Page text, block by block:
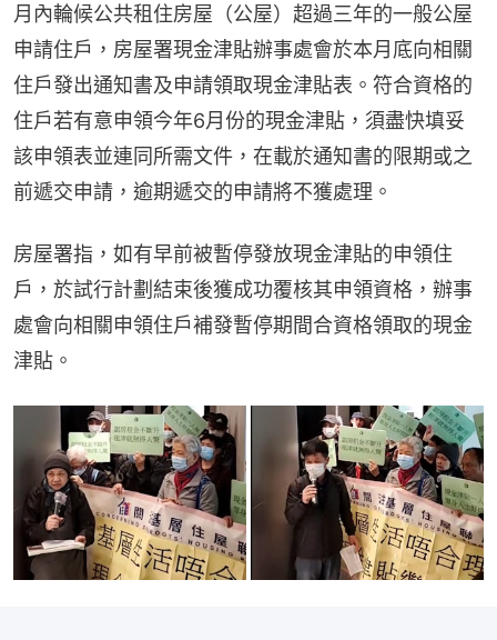
月內輪候公共租住房屋（公屋）超過三年的一般公屋
申請住戶，房屋署現金津貼辦事處會於本月底向相關
住戶發出通知書及申請領取現金津貼表。符合資格的
住戶若有意申領今年6月份的現金津貼，須盡快填妥
該申領表並連同所需文件，在載於通知書的限期或之
前遞交申請，逾期遞交的申請將不獲處理。
房屋署指，如有早前被暫停發放現金津貼的申領住
戶，於試行計劃結束後獲成功覆核其申領資格，辦事
處會向相關申領住戶補發暫停期間合資格領取的現金
津貼。